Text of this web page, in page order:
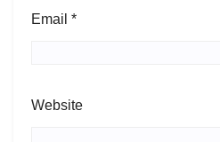
Email *
Website